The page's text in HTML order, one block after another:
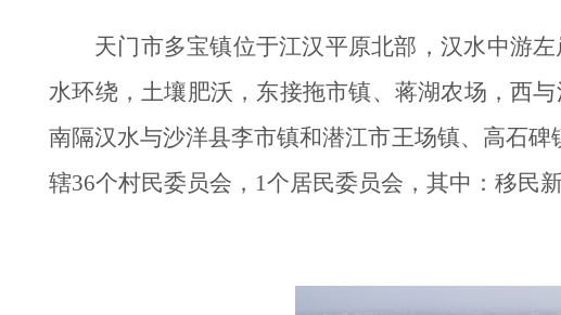
天门市多宝镇位于江汉平原北部，汉水中游
水环绕，土壤肥沃，东接拖市镇、蒋湖农场，西
南隔汉水与沙洋县李市镇和潜江市王场镇、高石
辖36个村民委员会，1个居民委员会，其中：移民新